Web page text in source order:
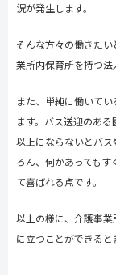
況が発生します。
そんな方々の働きた
業所内保育所を持つ法
また、単純に働いて
ます。バス送迎のあ
以上にならないとバ
ろん、何かあっても
て喜ばれる点です。
以上の様に、介護事
に立つことができると